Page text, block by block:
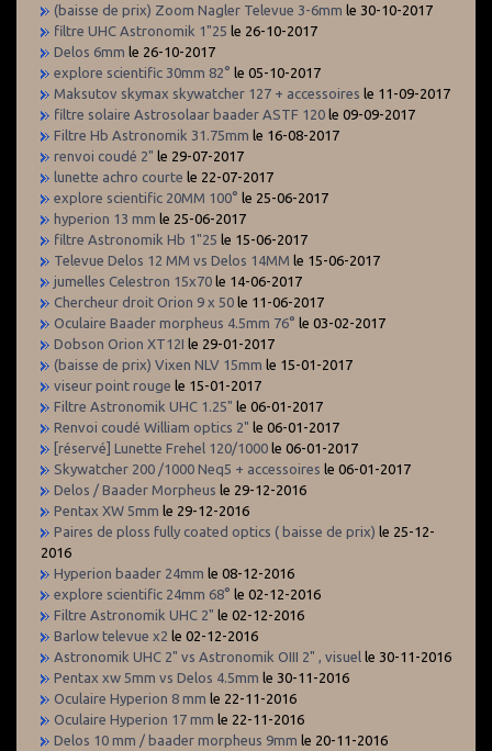
(baisse de prix) Zoom Nagler Televue 3-6mm le 30-10-2017
filtre UHC Astronomik 1"25 le 26-10-2017
Delos 6mm le 26-10-2017
explore scientific 30mm 82° le 05-10-2017
Maksutov skymax skywatcher 127 + accessoires le 11-09-2017
filtre solaire Astrosolaar baader ASTF 120 le 09-09-2017
Filtre Hb Astronomik 31.75mm le 16-08-2017
renvoi coudé 2" le 29-07-2017
lunette achro courte le 22-07-2017
explore scientific 20MM 100° le 25-06-2017
hyperion 13 mm le 25-06-2017
filtre Astronomik Hb 1"25 le 15-06-2017
Televue Delos 12 MM vs Delos 14MM le 15-06-2017
jumelles Celestron 15x70 le 14-06-2017
Chercheur droit Orion 9 x 50 le 11-06-2017
Oculaire Baader morpheus 4.5mm 76° le 03-02-2017
Dobson Orion XT12I le 29-01-2017
(baisse de prix) Vixen NLV 15mm le 15-01-2017
viseur point rouge le 15-01-2017
Filtre Astronomik UHC 1.25" le 06-01-2017
Renvoi coudé William optics 2" le 06-01-2017
[réservé] Lunette Frehel 120/1000 le 06-01-2017
Skywatcher 200 /1000 Neq5 + accessoires le 06-01-2017
Delos / Baader Morpheus le 29-12-2016
Pentax XW 5mm le 29-12-2016
Paires de ploss fully coated optics ( baisse de prix) le 25-12-
2016
Hyperion baader 24mm le 08-12-2016
explore scientific 24mm 68° le 02-12-2016
Filtre Astronomik UHC 2" le 02-12-2016
Barlow televue x2 le 02-12-2016
Astronomik UHC 2" vs Astronomik OIII 2" , visuel le 30-11-2016
Pentax xw 5mm vs Delos 4.5mm le 30-11-2016
Oculaire Hyperion 8 mm le 22-11-2016
Oculaire Hyperion 17 mm le 22-11-2016
Delos 10 mm / baader morpheus 9mm le 20-11-2016